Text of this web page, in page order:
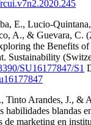
E., Lucio-
A., & Guevara, C.
the Benefits
Sustainability
SU16177847/S1
Tinto Arandes, J., &
habilidades blandas
de marketing en